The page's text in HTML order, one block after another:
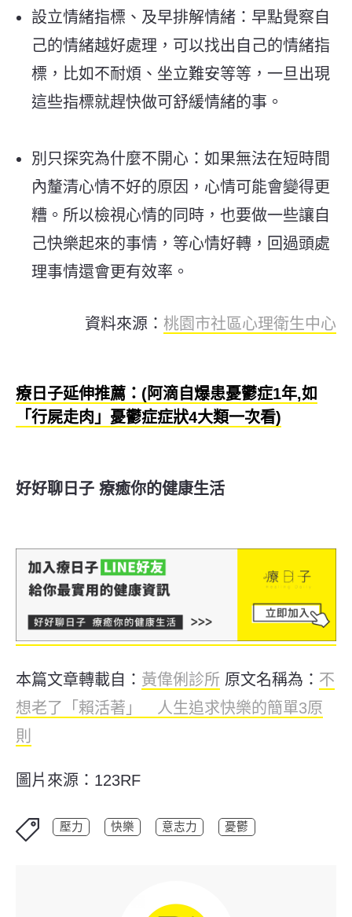
設立情緒指標、及早排解情緒：早點覺察自
己的情緒越好處理，可以找出自己的情緒指
標，比如不耐煩、坐立難安等等，一旦出現
這些指標就趕快做可舒緩情緒的事。
別只探究為什麼不開心：如果無法在短時間
內釐清心情不好的原因，心情可能會變得更
糟。所以檢視心情的同時，也要做一些讓自
己快樂起來的事情，等心情好轉，回過頭處
理事情還會更有效率。
資料來源： 桃園市社區心理衛生中心
療日子延伸推薦：(阿滴自爆患憂鬱症1年,如
「行屍走肉」憂鬱症症狀4大類一次看)
好好聊日子 療癒你的健康生活
本篇文章轉載自： 黃偉俐診所 原文名稱為： 不
想老了「賴活著」 人生追求快樂的簡單3原
則
圖片來源：123RF
壓力 快樂 意志力 憂鬱